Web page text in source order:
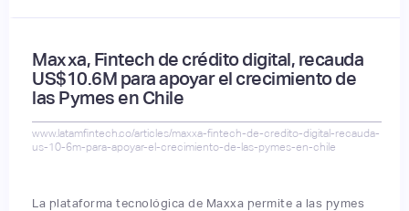
Maxxa, Fintech de crédito digital, recauda
US$10.6M para apoyar el crecimiento de
las Pymes en Chile
www.latamfintech.co/articles/maxxa-fintech-de-credito-digital-recauda-
us-10-6m-para-apoyar-el-crecimiento-de-las-pymes-en-chile
La plataforma tecnológica de Maxxa permite a las pymes